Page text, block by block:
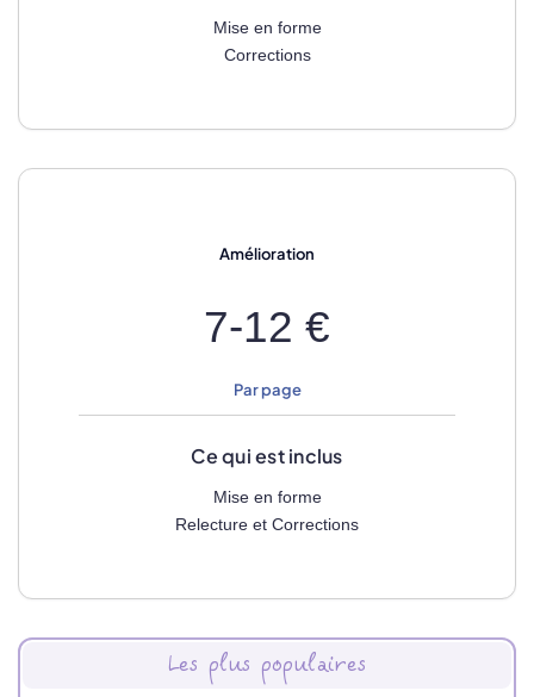
Mise en forme
Corrections
Amélioration
7-12 €
Par page
Ce qui est inclus
Mise en forme
Relecture et Corrections
Les plus populaires